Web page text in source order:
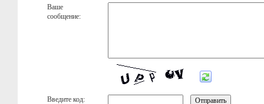
Ваше
сообщение:
Введите код: